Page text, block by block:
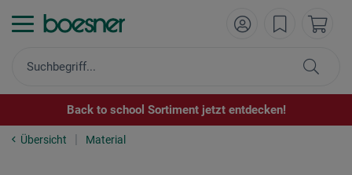
Back to school Sortiment jetzt entdecken!
Übersicht Material